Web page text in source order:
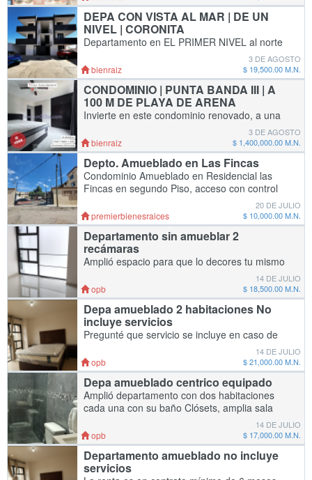
independiente y en un entorno seguro y
tranquilo. Ubic
DEPA CON VISTA AL MAR | DE UN
NIVEL | CORONITA
Departamento en EL PRIMER NIVEL al norte
de Ensenada con vista panorámica única a la
bahía y a una cuadra del Padel San Marino.
Detalles del inmueble: - Área social con imp
bienraiz
3 DE AGOSTO
$ 19,500.00 M.N.
CONDOMINIO | PUNTA BANDA III | A
100 M DE PLAYA DE ARENA
Invierte en este condominio renovado, a una
cuadra de la playa de arena. Ubicación: Fracc.
Punta Banda III Superficie: 81 m2 de terreno y
69 m2 de construcción Detall
bienraiz
3 DE AGOSTO
$ 1,400,000.00 M.N.
Depto. Amueblado en Las Fincas
Condominio Amueblado en Residencial las
Fincas en segundo Piso, acceso con control
estacionamiento privado para 1 carro, se
encuentra al final de la
premierbienesraices
20 DE JULIO
$ 10,000.00 M.N.
Departamento sin amueblar 2
recámaras
Amplió espacio para que lo decores tu mismo
Cuenta con cocina integral incluye parrilla
empotrada y campana Un cajón de
estacionamiento 2 do piso Llame para
agendar cita
opb
14 DE JULIO
$ 18,500.00 M.N.
Depa amueblado 2 habitaciones No
incluye servicios
Pregunté que servicio se incluye en caso de
rentar x día o semana. Contratos de 6 meses
en adelante no incluye servicios!!
Completamente equipado. Solo para disfrutar
la zona
opb
14 DE JULIO
$ 21,000.00 M.N.
Depa amueblado centrico equipado
Amplió departamento con dos habitaciones
cada una con su baño Clósets, amplia sala
con comedor y cocina integral con península y
equipada. Cuarto de lavandería, boiler con c
opb
14 DE JULIO
$ 17,000.00 M.N.
Departamento amueblado no incluye
servicios